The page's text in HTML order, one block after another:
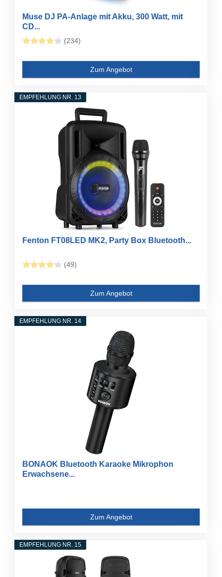
Muse DJ PA-Anlage mit Akku, 300 Watt, mit
CD...
(234)
Zum Angebot
EMPFEHLUNG NR. 13
Fenton FT08LED MK2, Party Box Bluetooth...
(49)
Zum Angebot
EMPFEHLUNG NR. 14
BONAOK Bluetooth Karaoke Mikrophon
Erwachsene...
Zum Angebot
EMPFEHLUNG NR. 15